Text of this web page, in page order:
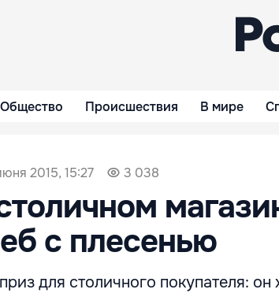
Общество Происшествия В мире
2015, 15:27 3 038
с плесенью
для столичного покупателя: он